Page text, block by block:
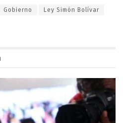
Gobierno Ley Simón Bolívar